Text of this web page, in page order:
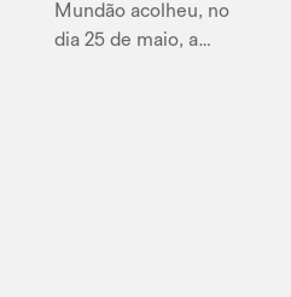
Mundão acolheu, no
dia 25 de maio, a